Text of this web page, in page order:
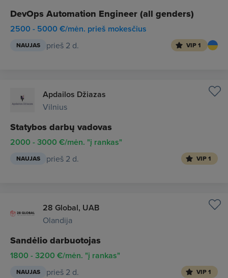
DevOps Automation Engineer (all genders)
2500 - 5000 €/mėn. prieš mokesčius
NAUJAS prieš 2 d. VIP 1
Apdailos Džiazas
Vilnius
Statybos darbų vadovas
2000 - 3000 €/mėn. "į rankas"
NAUJAS prieš 2 d. VIP 1
28 Global, UAB
Olandija
Sandėlio darbuotojas
1800 - 3200 €/mėn. "į rankas"
NAUJAS prieš 2 d. VIP 1